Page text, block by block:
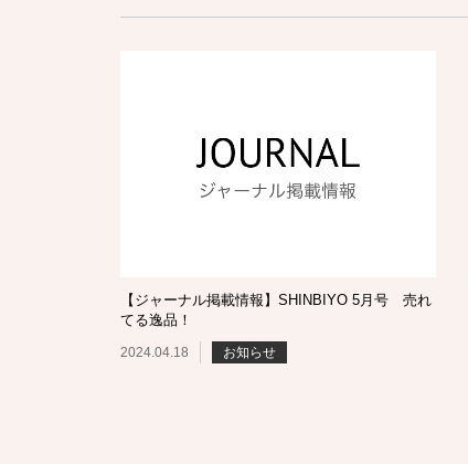
【ジャーナル掲載情報】SHINBIYO 5月号 売れ
てる逸品！
2024.04.18 お知らせ